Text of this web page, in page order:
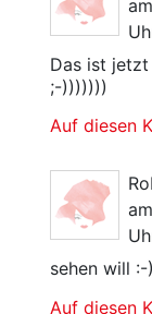
Das ist jetzt
;-)))))))
Auf diesen
sehen will :-)
Auf diesen